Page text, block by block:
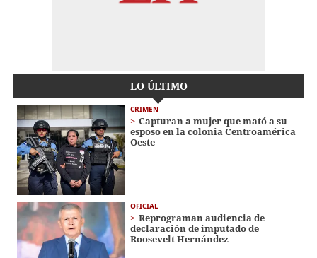
LO ÚLTIMO
CRIMEN
Capturan a mujer que mató a su
esposo en la colonia Centroamérica
Oeste
OFICIAL
Reprograman audiencia de
declaración de imputado de
Roosevelt Hernández